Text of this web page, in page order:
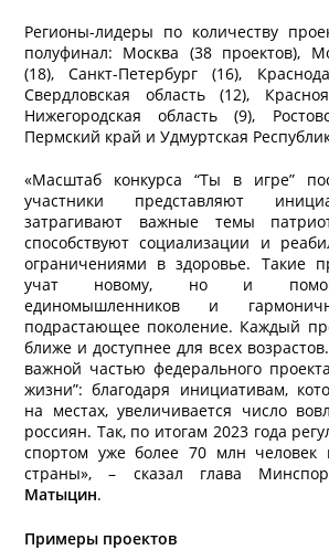
Регионы-лидеры по количеству
полуфинал: Москва (38 проектов),
(18), Санкт-Петербург (16),
Свердловская область (12),
Нижегородская область (9),
Пермский край и Удмуртская
«Масштаб конкурса “Ты в игрe”
участники представляют
затрагивают важные темы
способствуют социализации и
ограничениями в здоровье. Такие
учат новому, но и
единомышленников и
подрастающее поколение. Каждый
ближе и доступнее для всех
важной частью федерального
жизни”: благодаря инициативам,
на местах, увеличивается число
россиян. Так, по итогам 2023 года
спортом уже более 70 млн человек
страны», – сказал глава
Матыцин.
Примеры проектов